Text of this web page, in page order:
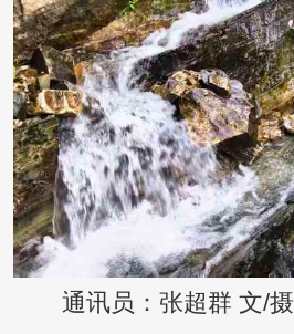
通讯员：张超群 文/摄